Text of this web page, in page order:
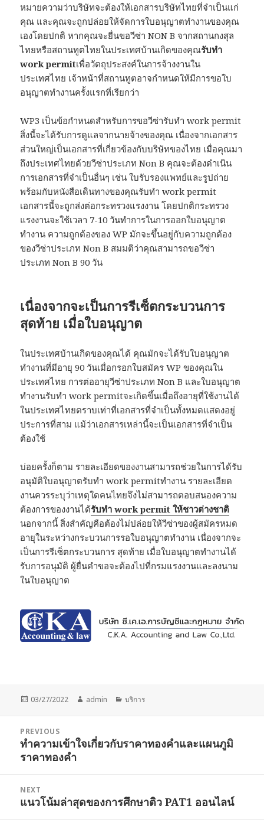
หมายความว่าบริษัทจะต้องให้เอกสารบริษัทไทยที่จำเป็นแก่
คุณ และคุณจะถูกปล่อยให้จัดการใบอนุญาตทำงานของคุณ
เองโดยปกติ หากคุณจะยื่นขอวีซ่า NON B จากสถานกงสุล
ไทยหรือสถานทูตไทยในประเทศบ้านเกิดของคุณรับทำ
work permitเพื่อวัตถุประสงค์ในการจ้างงานใน
ประเทศไทย เจ้าหน้าที่สถานทูตอาจกำหนดให้มีการขอใบ
อนุญาตทำงานครั้งแรกที่เรียกว่า
WP3 เป็นข้อกำหนดสำหรับการขอวีซ่ารับทำ work permit
สิ่งนี้จะได้รับการดูแลจากนายจ้างของคุณ เนื่องจากเอกสาร
ส่วนใหญ่เป็นเอกสารที่เกี่ยวข้องกับบริษัทของไทย เมื่อคุณมา
ถึงประเทศไทยด้วยวีซ่าประเภท Non B คุณจะต้องดำเนิน
การเอกสารที่จำเป็นอื่นๆ เช่น ใบรับรองแพทย์และรูปถ่าย
พร้อมกับหนังสือเดินทางของคุณรับทำ work permit
เอกสารนี้จะถูกส่งต่อกระทรวงแรงงาน โดยปกติกระทรวง
แรงงานจะใช้เวลา 7-10 วันทำการในการออกใบอนุญาต
ทำงาน ความถูกต้องของ WP มักจะขึ้นอยู่กับความถูกต้อง
ของวีซ่าประเภท Non B สมมติว่าคุณสามารถขอวีซ่า
ประเภท Non B 90 วัน
เนื่องจากจะเป็นการรีเซ็ตกระบวนการ
สุดท้าย เมื่อใบอนุญาต
ในประเทศบ้านเกิดของคุณได้ คุณมักจะได้รับใบอนุญาต
ทำงานที่มีอายุ 90 วันเมื่อกรอกใบสมัคร WP ของคุณใน
ประเทศไทย การต่ออายุวีซ่าประเภท Non B และใบอนุญาต
ทำงานรับทำ work permitจะเกิดขึ้นเมื่อถึงอายุที่ใช้งานได้
ในประเทศไทยตราบเท่าที่เอกสารที่จำเป็นทั้งหมดแสดงอยู่
ประการที่สาม แม้ว่าเอกสารเหล่านี้จะเป็นเอกสารที่จำเป็น
ต้องใช้
บ่อยครั้งก็ตาม รายละเอียดของงานสามารถช่วยในการได้รับ
อนุมัติใบอนุญาตรับทำ work permitทำงาน รายละเอียด
งานควรระบุว่าเหตุใดคนไทยจึงไม่สามารถตอบสนองความ
ต้องการของงานได้รับทําwork permitให้ชาวต่างชาติ
นอกจากนี้ สิ่งสำคัญคือต้องไม่ปล่อยให้วีซ่าของผู้สมัครหมด
อายุในระหว่างกระบวนการรอใบอนุญาตทำงาน เนื่องจากจะ
เป็นการรีเซ็ตกระบวนการ สุดท้าย เมื่อใบอนุญาตทำงานได้
รับการอนุมัติ ผู้ยื่นคำขอจะต้องไปที่กรมแรงงานและลงนาม
ในใบอนุญาต
Posted
03/27/2022 Author
admin Categories
บริการ
navigation
PREVIOUS
Previous
post:
ทำความเข้าใจเกี่ยวกับราคาทองคำและแผนภูมิ
ราคาทองคำ
NEXT
Next
แนวโน้มล่าสุดของการศึกษาติว PAT1 ออนไลน์